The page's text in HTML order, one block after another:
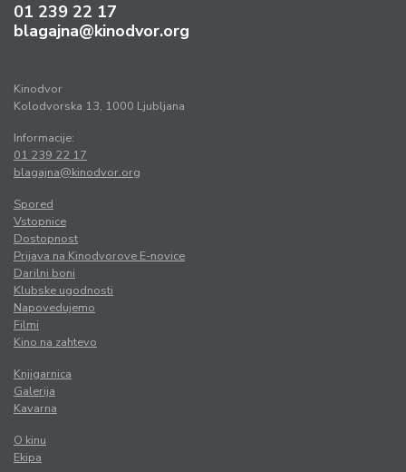
01 239 22 17
blagajna@kinodvor.org
Kinodvor
Kolodvorska 13, 1000 Ljubljana
Informacije:
01 239 22 17
blagajna@kinodvor.org
Spored
Vstopnice
Dostopnost
Prijava na Kinodvorove E-novice
Darilni boni
Klubske ugodnosti
Napovedujemo
Filmi
Kino na zahtevo
Knjigarnica
Galerija
Kavarna
O kinu
Ekipa